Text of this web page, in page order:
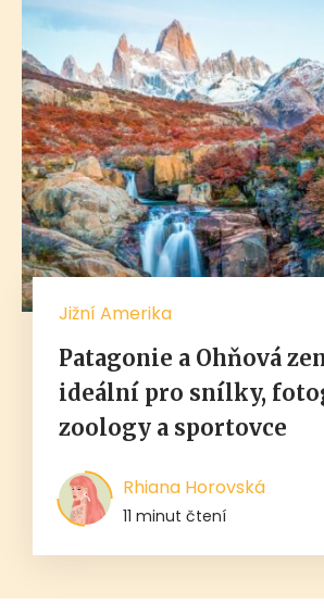
Jižní Amerika
Patagonie a Ohňová
ideální pro snílky,
zoology a sportovce
Rhiana Horovská
11 minut čtení